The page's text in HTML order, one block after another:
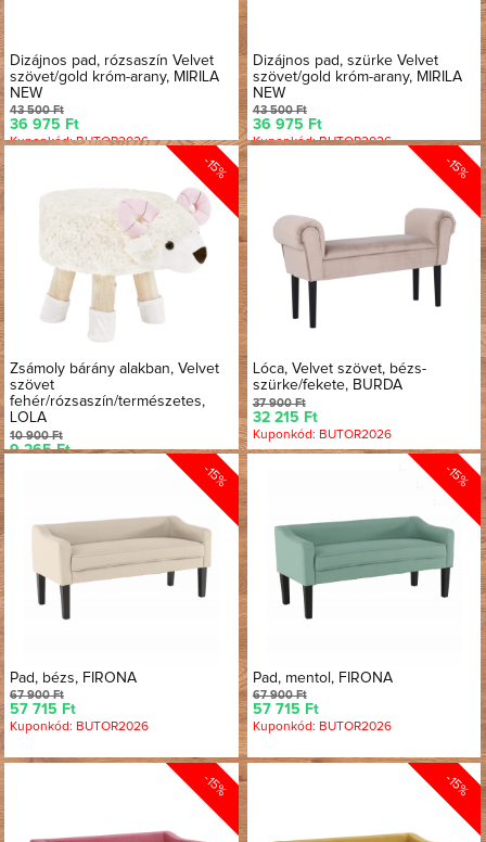
Dizájnos pad, rózsaszín Velvet
szövet/gold króm-arany, MIRILA
NEW
43 500 Ft
36 975 Ft
Kuponkód: BUTOR2026
Dizájnos pad, szürke Velvet
szövet/gold króm-arany, MIRILA
NEW
43 500 Ft
36 975 Ft
Kuponkód: BUTOR2026
-15%
Zsámoly bárány alakban, Velvet
szövet
fehér/rózsaszín/természetes,
LOLA
10 900 Ft
9 265 Ft
-15%
Lóca, Velvet szövet, bézs-
szürke/fekete, BURDA
37 900 Ft
32 215 Ft
Kuponkód: BUTOR2026
-15%
Pad, bézs, FIRONA
67 900 Ft
57 715 Ft
Kuponkód: BUTOR2026
-15%
Pad, mentol, FIRONA
67 900 Ft
57 715 Ft
Kuponkód: BUTOR2026
-15% -15%